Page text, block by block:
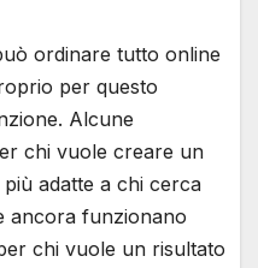
ordinare tutto online
per questo
Alcune
chi vuole creare un
adatte a chi cerca
ancora funzionano
chi vuole un risultato